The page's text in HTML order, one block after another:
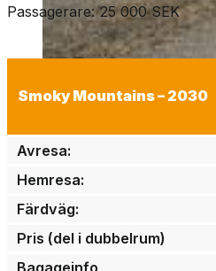
Passagerare: 25 000 SEK
Smoky Mountains – 2030
Avresa:
Hemresa:
Färdväg:
Pris (del i dubbelrum)